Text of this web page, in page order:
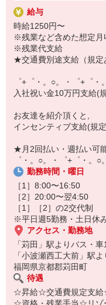
▼工場・製造・軽作業系
機械/食品製造・梱包・
▼美容系
眉毛サロンのアイブロ
▼営業・販売
▼人気案件も多数♪
短期・期間限定・オー
【スマホ面接実施中】
自宅に居ながらスマホで
オンライン面談なのでス
即日登録もOK♪
気になった方はお気軽に
給与
時給1250円〜
※残業など含めた想定月
※残業代支給
★交通費別途支給（規定
゜+゜・。○。・゜+゜・
入社祝い金10万円支給(
お友達を紹介頂くと,
インセンティブ支給(規
★月2回払い・週払い可
゜・。○。・゜+゜・。○
勤務時間・曜日
［1］8:00〜16:50
［2］20:00〜翌4:50
［1］［2］の2交代制
※平日週5勤務・土日休
アクセス・勤務地
「苅田」駅よりバス・
「小波瀬西工大前」駅
福岡県京都郡苅田町
待遇
☆昇給☆交通費規定支